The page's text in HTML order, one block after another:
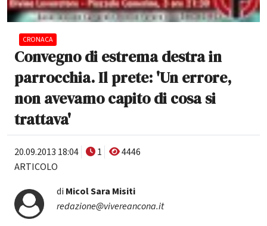
CRONACA
Convegno di estrema destra in
parrocchia. Il prete: 'Un errore,
non avevamo capito di cosa si
trattava'
20.09.2013 18:04 1
4446
ARTICOLO
di Micol Sara Misiti
redazione@vivereancona.it